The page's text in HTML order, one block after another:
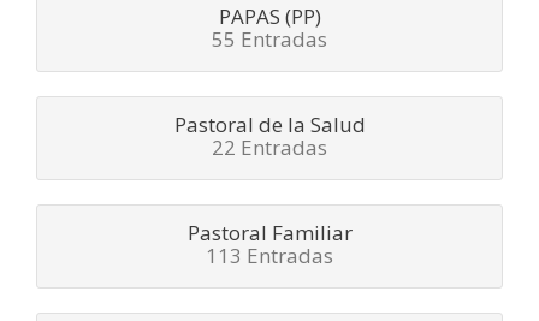
PAPAS (PP)
55 Entradas
Pastoral de la Salud
22 Entradas
Pastoral Familiar
113 Entradas